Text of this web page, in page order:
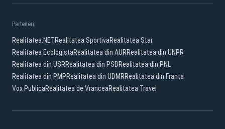
Parteneri:
Realitatea.NETRealitatea SportivaRealitatea Star
Realitatea EcologistaRealitatea din AURRealitatea din UNPR
Realitatea din USRRealitatea din PSDRealitatea din PNL
Realitatea din PMPRealitatea din UDMRRealitatea din Franta
Vox PublicaRealitatea de VranceaRealitatea Travel